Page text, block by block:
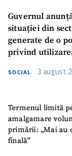
Guvernul
situației din
generate de o
privind
SOCIAL 3 august
Termenul limită
amalgamare
primării: „Mai au
finală”